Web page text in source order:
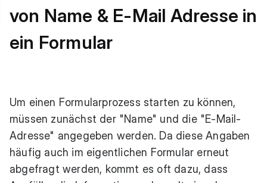
von Name & E-Mail Adresse in
ein Formular
Um einen Formularprozess starten zu können,
müssen zunächst der "Name" und die "E-Mail-
Adresse" angegeben werden. Da diese Angaben
häufig auch im eigentlichen Formular erneut
abgefragt werden, kommt es oft dazu, dass